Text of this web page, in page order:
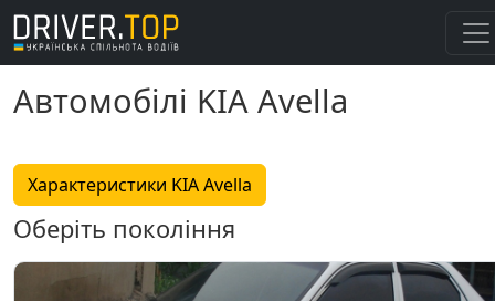
Автомобілі KIA Avella
Характеристики KIA Avella
Оберіть покоління